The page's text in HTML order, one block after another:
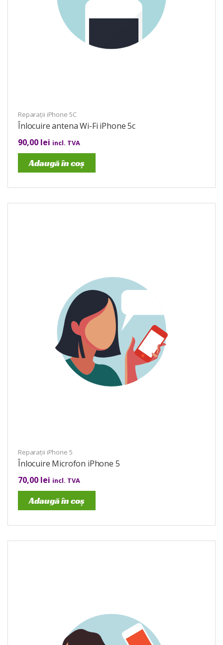
Reparații iPhone 5C
Înlocuire antena Wi-Fi iPhone 5c
90,00 lei incl. TVA
Adaugă în coș
Reparații iPhone 5
Înlocuire Microfon iPhone 5
70,00 lei incl. TVA
Adaugă în coș